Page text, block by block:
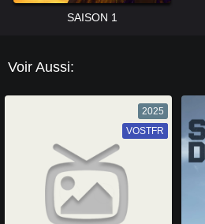
SAISON 1
Voir Aussi:
2025
VF
VOSTFR